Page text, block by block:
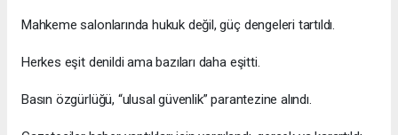
Mahkeme salonlarında hukuk değil, güç dengeleri tartıldı.
Herkes eşit denildi ama bazıları daha eşitti.
Basın özgürlüğü, “ulusal güvenlik” parantezine alındı.